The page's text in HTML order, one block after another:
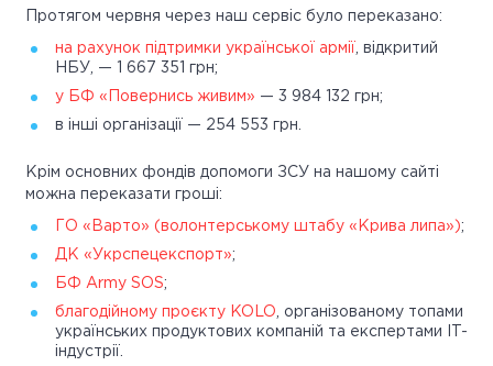
Протягом червня через наш сервіс було переказано:
на рахунок підтримки української армії
, відкритий
НБУ, — 1 667 351 грн;
у БФ «Повернись живим» — 3 984 132 грн;
в інші організації — 254 553 грн.
Крім основних фондів допомоги ЗСУ на нашому сайті
можна переказати гроші:
ГО «Варто» (волонтерському штабу «Крива липа»);
ДК «Укрспецекспорт»;
БФ Army SOS;
благодійному проєкту KOLO , організованому топами
українських продуктових компаній та експертами IT-
індустрії.